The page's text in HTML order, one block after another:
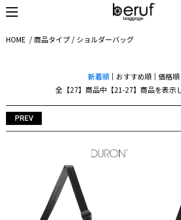
オンラインストア
商品タイプ 使用シーン
収納サイズ
HOME /商品タイプ / ショルダーバッグ
新着順 おすすめ順 価格順
PREV
全【27】商品中【21-27】商品を表示